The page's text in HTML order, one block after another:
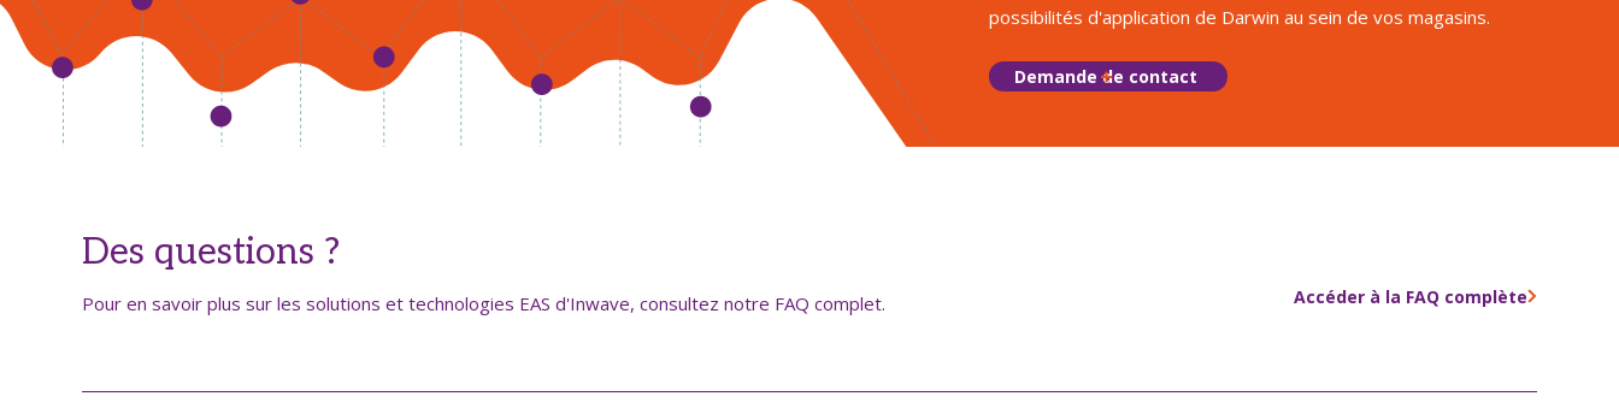
possibilités d'application de Darwin au sein de vos magasins.
Demande de contact
Des questions ?
Pour en savoir plus sur les solutions et technologies EAS d'Inwave, consultez notre FAQ complet. Accéder à la FAQ complète